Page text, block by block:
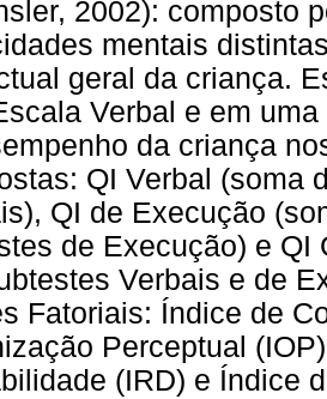
2002): composto
mentais
geral da criança.
Verbal e em
da criança
QI Verbal (soma
QI de Execução
de Execução) e QI
Verbais e de
Fatoriais: Índice de
Perceptual
(IRD) e Índice